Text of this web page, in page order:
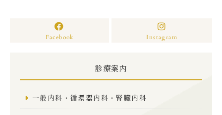
Facebook Instagram
診療案内
一般内科・循環器内科・腎臓内科